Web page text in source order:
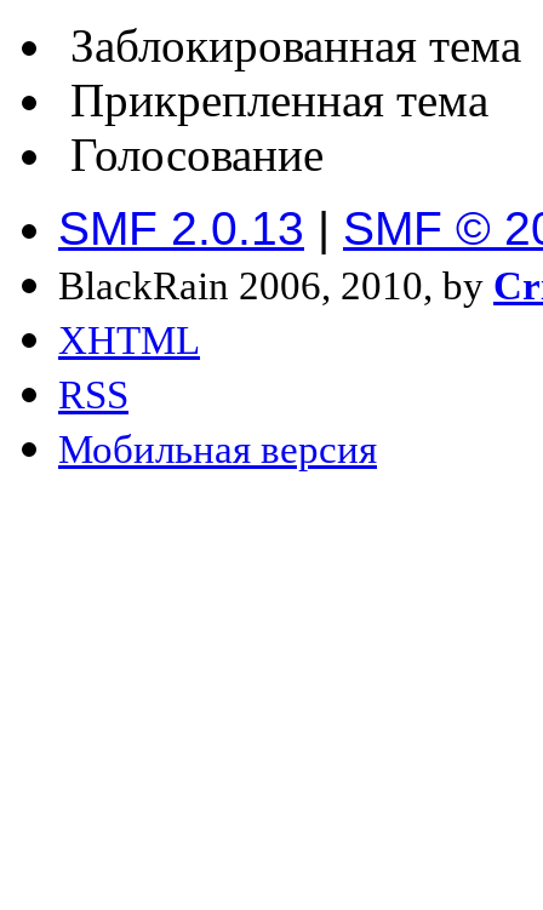
Заблокированная тема
Прикрепленная тема
Голосование
SMF 2.0.13 | SMF ©
BlackRain 2006, 2010, by
XHTML
RSS
Мобильная версия